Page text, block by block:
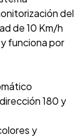
del
de 10 Km/h
funciona por
180 y
y